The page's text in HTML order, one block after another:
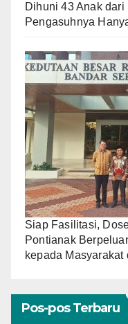
Dihuni 43 Anak
Pengasuhnya
Siap Fasilitasi,
Pontianak
kepada
Pos-pos Terbaru